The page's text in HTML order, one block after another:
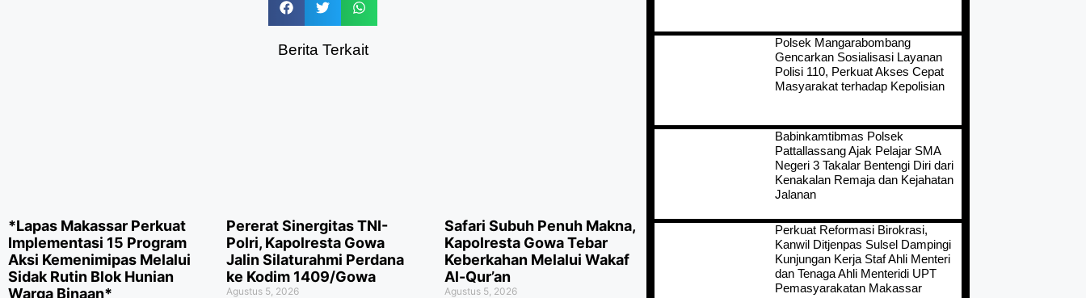
Berita Terkait
*Lapas Makassar Perkuat
Implementasi 15 Program
Aksi Kemenimipas Melalui
Sidak Rutin Blok Hunian
Warga Binaan*
Pererat Sinergitas TNI-
Polri, Kapolresta Gowa
Jalin Silaturahmi Perdana
ke Kodim 1409/Gowa
Agustus 5, 2026
Safari Subuh Penuh Makna,
Kapolresta Gowa Tebar
Keberkahan Melalui Wakaf
Al-Qur’an
Agustus 5, 2026
Polsek Mangarabombang
Gencarkan Sosialisasi Layanan
Polisi 110, Perkuat Akses Cepat
Masyarakat terhadap Kepolisian
Babinkamtibmas Polsek
Pattallassang Ajak Pelajar SMA
Negeri 3 Takalar Bentengi Diri dari
Kenakalan Remaja dan Kejahatan
Jalanan
Perkuat Reformasi Birokrasi,
Kanwil Ditjenpas Sulsel Dampingi
Kunjungan Kerja Staf Ahli Menteri
dan Tenaga Ahli Menteridi UPT
Pemasyarakatan Makassar